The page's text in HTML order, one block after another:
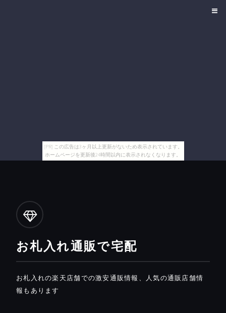
[PR] この広告は3ヶ月以上更新がないため表示されています。
ホームページを更新後24時間以内に表示されなくなります。
お札入れ通販で宅配
お札入れの楽天店舗での激安通販情報、人気の通販店舗情
報もあります